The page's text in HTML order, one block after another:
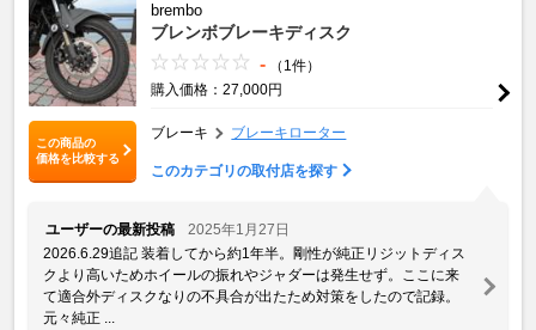
この商品の
価格を比較する
brembo
ブレンボブレーキディスク
-
（1件）
購入価格：27,000円
ブレーキ ブレーキローター
このカテゴリの取付店を探す
ユーザーの最新投稿
2025年1月27日
2026.6.29追記 装着してから約1年半。剛性が純正リジットディス
クより高いためホイールの振れやジャダーは発生せず。ここに来
て適合外ディスクなりの不具合が出たため対策をしたので記録。
元々純正 ...